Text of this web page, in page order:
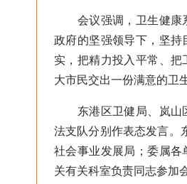
会议强调，卫生健康系
政府的坚强领导下，坚持
实，把精力投入平常、
大市民交出一份满意的卫
东港区卫健局、岚山区
法支队分别作表态发言。
社会事业发展局；委属
关有关科室负责同志参加